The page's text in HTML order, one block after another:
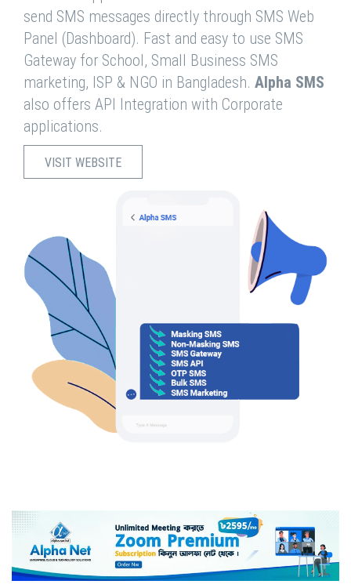
send SMS messages directly through SMS Web
Panel (Dashboard). Fast and easy to use SMS
Gateway for School, Small Business SMS
marketing, ISP & NGO in Bangladesh. Alpha SMS
also offers API Integration with Corporate
applications.
VISIT WEBSITE